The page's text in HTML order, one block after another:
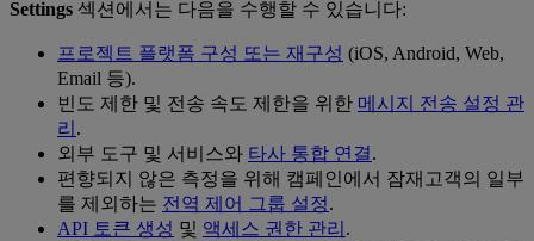
Settings 섹션에서는 다음을 수행할 수 있습니다:
프로젝트 플랫폼 구성 또는 재구성 (iOS, Android, Web,
Email 등).
빈도 제한 및 전송 속도 제한을 위한 메시지 전송 설정 관
리 .
외부 도구 및 서비스와 타사 통합 연결.
편향되지 않은 측정을 위해 캠페인에서 잠재고객의 일부
를 제외하는 전역 제어 그룹 설정.
API 토큰 생성 및 액세스 권한 관리 .